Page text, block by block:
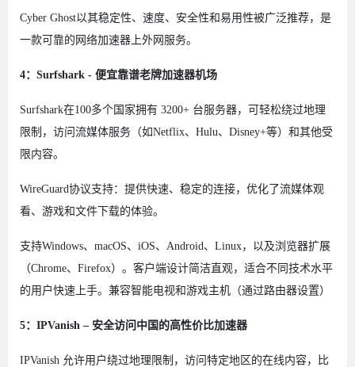
Cyber Ghost以其稳定性、速度、安全性和易用性被广泛推荐，是
一款可靠的网络加速器上外网服务。
4：Surfshark - 便宜靠谱老牌加速器机场
Surfshark在100多个国家拥有 3200+ 台服务器，可轻松绕过地理
限制，访问流媒体服务（如Netflix、Hulu、Disney+等）和其他受
限内容。
WireGuard协议支持：提供快速、稳定的连接，优化了流媒体观
看、游戏和文件下载的体验。
支持Windows、macOS、iOS、Android、Linux，以及浏览器扩展
（Chrome、Firefox）。客户端设计简洁直观，适合不同技术水平
的用户快速上手。兼容智能电视和游戏主机（通过路由器设置）
5：IPVanish – 安全访问中国的高性价比加速器
IPVanish 允许用户绕过地理限制，访问特定地区的在线内容，比